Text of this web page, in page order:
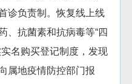
诊负责制。恢复线上线
、抗菌素和抗病毒等“四
名购买登记制度，发现
属地疫情防控部门报